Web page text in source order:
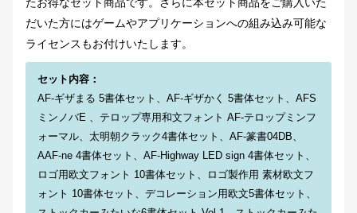
だいた方にはゲームやアプリケーションへの組み込み可能な
ライセンスもお付けいたします。
セット内容：
AF-ギザまる 5書体セット、AF-ギザかく 5書体セット、AFS
ミンノバE 、テロップ専用和文フォント AF-テロップミンフ
ォーマル、太明朝クラック4書体セット、AF-篆書04DB、
AAF-ne 4書体セット、AF-Highway LED sign 4書体セット、
ロゴ用欧文フォント 10書体セット、ロゴ製作用 素材欧文フ
ォント 10書体セット、デコレーション用欧文5書体セット、